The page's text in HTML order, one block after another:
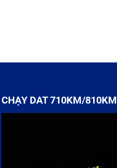
CHẠY DAT 710KM/810KM